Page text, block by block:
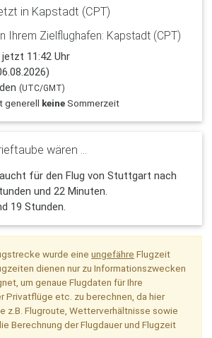
in Kapstadt (CPT)
Ihrem Zielflughafen: Kapstadt (CPT)
11:42 Uhr
(UTC/GMT)
generell keineSommerzeit
wären ...
für den Flug von Stuttgart nach
und 22 Minuten.
19 Stunden.
wurde eineungefähre Flugzeit
dienen nur zu Informationszwecken
um genaue Flugdaten für Ihre
Privatflüge etc. zu berechnen, da hier
z.B. Flugroute, Wetterverhältnisse sowie
Berechnung der Flugdauer und Flugzeit